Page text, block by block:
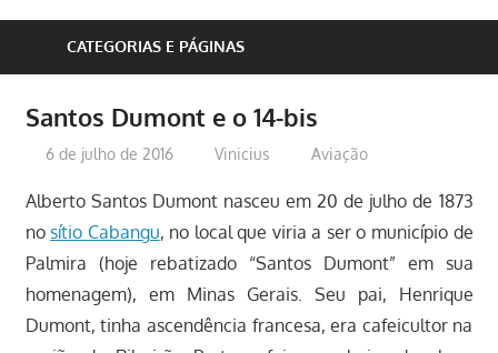
CATEGORIAS E PÁGINAS
Santos Dumont e o 14-bis
6 de julho de 2016 Vinicius Aviação
Alberto Santos Dumont nasceu em 20 de julho de 1873
nosítio Cabangu, no local que viria a ser o município de
Palmira (hoje rebatizado “Santos Dumont” em sua
homenagem), em Minas Gerais. Seu pai, Henrique
Dumont, tinha ascendência francesa, era cafeicultor na